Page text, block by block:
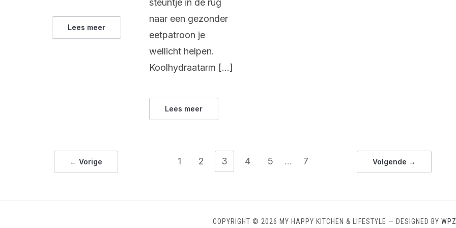
Lees meer
naar een gezonder
eetpatroon je
wellicht helpen.
Koolhydraatarm […]
Lees meer
← Vorige 1 2 3 4 5 … 7 Volgende →
COPYRIGHT © 2026 MY HAPPY KITCHEN & LIFESTYLE — DESIGNED BY